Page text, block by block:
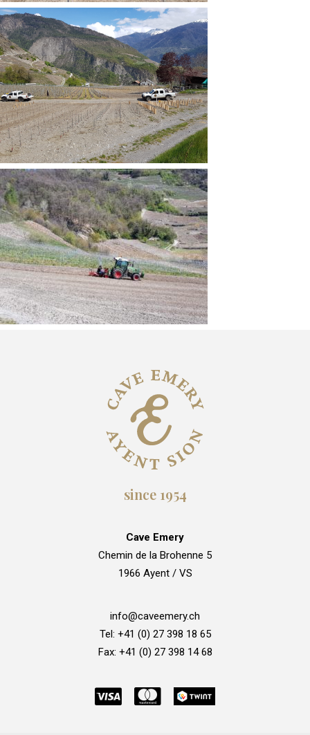
since 1954
Cave Emery
Chemin de la Brohenne 5
1966 Ayent / VS
info@caveemery.ch
Tel: +41 (0) 27 398 18 65
Fax: +41 (0) 27 398 14 68